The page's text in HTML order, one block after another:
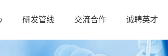
研发管线 交流合作 诚聘英才